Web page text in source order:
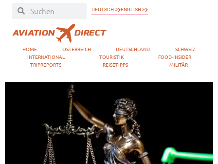
DEUTSCH » ENGLISH »
HOME ÖSTERREICH DEUTSCHLAND
SCHWEIZ
INTERNATIONAL
TOURISTIK
FOOD-INSIDER
TRIPREPORTS
REISETIPPS MILITÄR